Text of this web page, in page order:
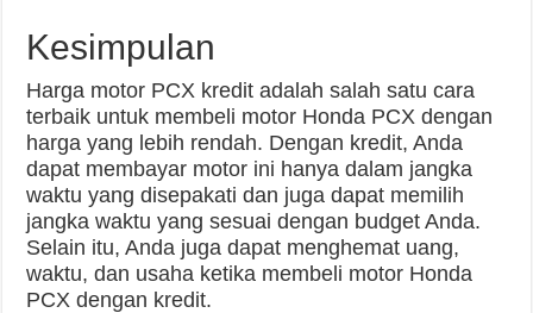
Kesimpulan
Harga motor PCX kredit adalah salah satu cara
terbaik untuk membeli motor Honda PCX dengan
harga yang lebih rendah. Dengan kredit, Anda
dapat membayar motor ini hanya dalam jangka
waktu yang disepakati dan juga dapat memilih
jangka waktu yang sesuai dengan budget Anda.
Selain itu, Anda juga dapat menghemat uang,
waktu, dan usaha ketika membeli motor Honda
PCX dengan kredit.